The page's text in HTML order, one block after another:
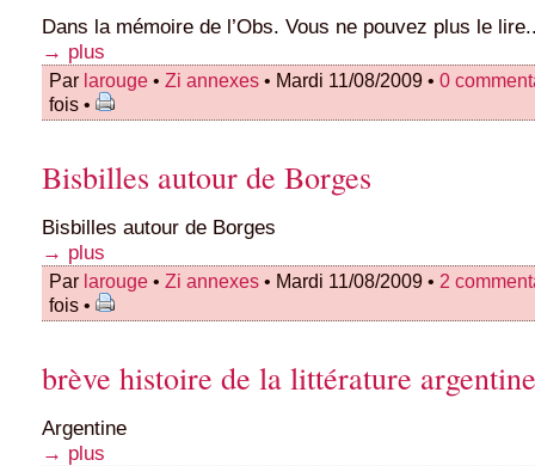
Dans la mémoire de l’Obs. Vous ne pouvez plus le
→ plus
Par larouge • Zi annexes • Mardi 11/08/2009 • 0
fois •
Bisbilles autour de Borges
Bisbilles autour de Borges
→ plus
Par larouge • Zi annexes • Mardi 11/08/2009 • 2
fois •
brève histoire de la littérature argentine
Argentine
→ plus